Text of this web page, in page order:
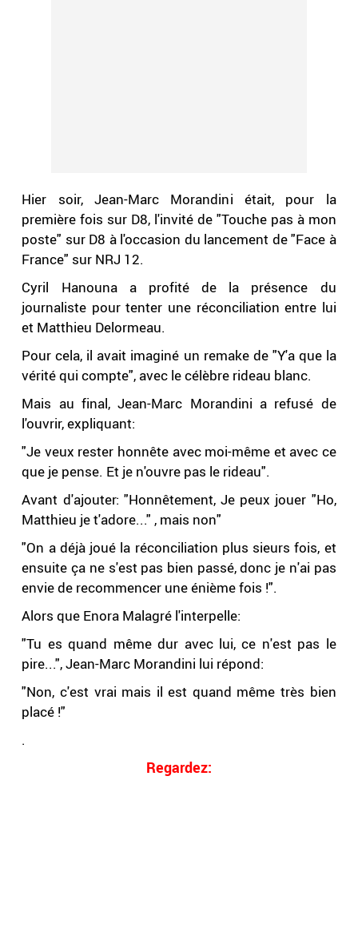
Hier soir, Jean-Marc Morandini était, pour la
première fois sur D8, l'invité de "Touche pas à mon
poste" sur D8 à l'occasion du lancement de "Face à
France" sur NRJ 12.
Cyril Hanouna a profité de la présence du
journaliste pour tenter une réconciliation entre lui
et Matthieu Delormeau.
Pour cela, il avait imaginé un remake de "Y'a que la
vérité qui compte", avec le célèbre rideau blanc.
Mais au final, Jean-Marc Morandini a refusé de
l'ouvrir, expliquant:
"Je veux rester honnête avec moi-même et avec ce
que je pense. Et je n'ouvre pas le rideau".
Avant d'ajouter: "Honnêtement, Je peux jouer "Ho,
Matthieu je t'adore..." , mais non"
"On a déjà joué la réconciliation plus sieurs fois, et
ensuite ça ne s'est pas bien passé, donc je n'ai pas
envie de recommencer une énième fois !".
Alors que Enora Malagré l'interpelle:
"Tu es quand même dur avec lui, ce n'est pas le
pire...", Jean-Marc Morandini lui répond:
"Non, c'est vrai mais il est quand même très bien
placé !"
.
Regardez: